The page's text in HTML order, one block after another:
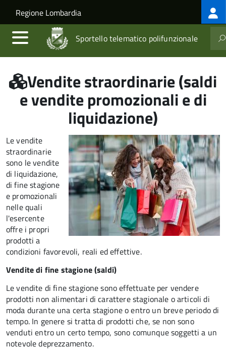
Salta al contenuto principale
Skip to site navigation
Regione Lombardia
Sportello telematico polifunzionale
Vendite straordinarie (saldi
e vendite promozionali e di
liquidazione)
Le vendite
straordinarie
sono le vendite
di liquidazione,
di fine stagione
e promozionali
nelle quali
l'esercente
offre i propri
prodotti a
condizioni favorevoli, reali ed effettive.
Vendite di fine stagione (saldi)
Le vendite di fine stagione sono effettuate per vendere
prodotti non alimentari di carattere stagionale o articoli di
moda durante una certa stagione o entro un breve periodo di
tempo. In genere si tratta di prodotti che, se non sono
venduti entro un certo tempo, sono comunque soggetti a un
notevole deprezzamento.